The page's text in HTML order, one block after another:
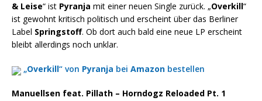
& Leise“ ist Pyranja mit einer neuen Single zurück. „Overkill“
ist gewohnt kritisch politisch und erscheint über das Berliner
Label Springstoff. Ob dort auch bald eine neue LP erscheint
bleibt allerdings noch unklar.
„Overkill“ von Pyranja bei Amazon bestellen
Manuellsen feat. Pillath – Horndogz Reloaded Pt. 1